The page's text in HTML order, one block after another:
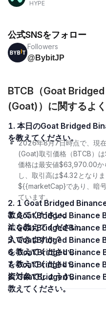
HYPE
公式SNSをフォロー
Followers
@BybitJP
BTCB（Goat
(Goat)）に関するよ
1. 本日のGoat Bridged Binance Bitcoin (Goat)価格
を教えてください。
2026年8月7日時点で、現
(Goat)取引価格（BTCB）
価格は最安値$63,970.00
し、取引高は$4.32となり
${{marketCap}であり、暗
ています。
2. 1 Goat Bridged Binance Bitcoin (Goat)の価格を
教えてください。
3. Goat Bridged Binance Bitcoin (Goat)への投資方
法を教えてください。
4. Goat Bridged Binance Bitcoin (Goat)はどこで購
入できますか？
5. Goat Bridged Binance Bitcoin (Goat)の購入方法
を教えてください。
6. Goat Bridged Binance Bitcoin (Goat)の売却方法
を教えてください。
7. Goat Bridged Binance Bitcoin (Goat)は優れた投
資対象でしょうか。
8. Goat Bridged Binance Bitcoin (Goat)の発行数を
教えてください。